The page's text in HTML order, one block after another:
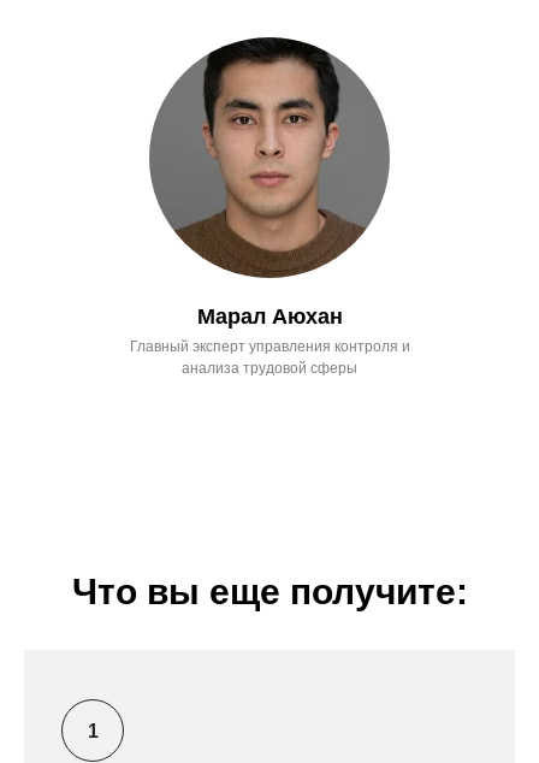
Марал Аюхан
Главный эксперт управления контроля и
анализа трудовой сферы
Что вы еще получите: